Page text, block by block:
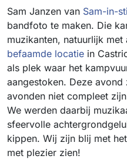
Sam Janzen van Sam-in-
bandfoto te maken. Die
muzikanten, natuurlijk
befaamde locatie in
als plek waar het
aangestoken. Deze
avonden niet compleet
We werden daarbij
sfeervolle
kippen. Wij zijn blij met
met plezier zien!